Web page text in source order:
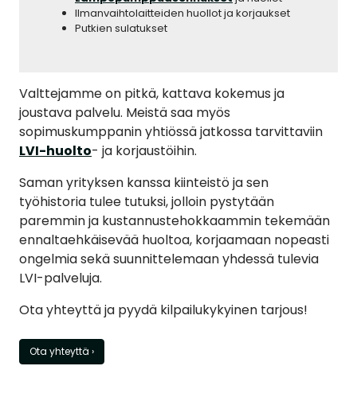
Ilmanvaihtolaitteiden huollot ja korjaukset
Putkien sulatukset
Valttejamme on pitkä, kattava kokemus ja
joustava palvelu. Meistä saa myös
sopimuskumppanin yhtiössä jatkossa tarvittaviin
LVI-huolto- ja korjaustöihin.
Saman yrityksen kanssa kiinteistö ja sen
työhistoria tulee tutuksi, jolloin pystytään
paremmin ja kustannustehokkaammin tekemään
ennaltaehkäisevää huoltoa, korjaamaan nopeasti
ongelmia sekä suunnittelemaan yhdessä tulevia
LVI-palveluja.
Ota yhteyttä ja pyydä kilpailukykyinen tarjous!
Ota yhteyttä ›